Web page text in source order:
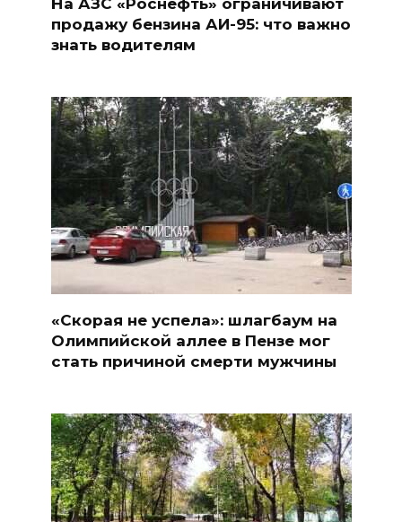
продажу бензина АИ-95: что важно
знать водителям
«Скорая не успела»: шлагбаум на
Олимпийской аллее в Пензе мог
стать причиной смерти мужчины